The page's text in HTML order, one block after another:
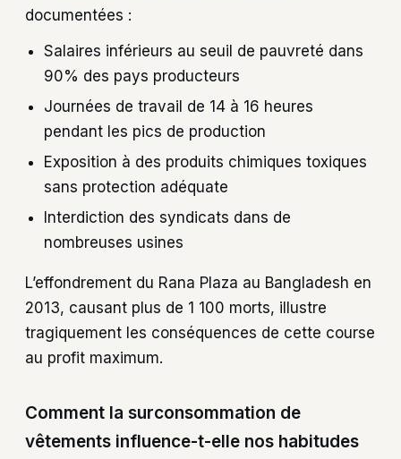
documentées :
Salaires inférieurs au seuil de pauvreté dans
90% des pays producteurs
Journées de travail de 14 à 16 heures
pendant les pics de production
Exposition à des produits chimiques toxiques
sans protection adéquate
Interdiction des syndicats dans de
nombreuses usines
L’effondrement du Rana Plaza au Bangladesh en
2013, causant plus de 1 100 morts, illustre
tragiquement les conséquences de cette course
au profit maximum.
Comment la surconsommation de
vêtements influence-t-elle nos habitudes